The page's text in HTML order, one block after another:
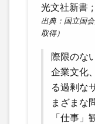
光文社新書
出典：国立国
取得）
際限のな
企業文化
る過剰な
まざまな
「仕事